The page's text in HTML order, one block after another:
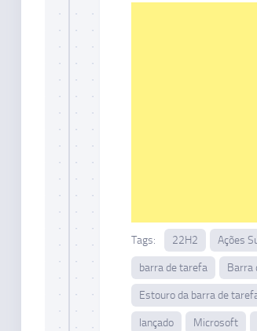
Tags: 22H2 Ações
barra de tarefa Barra
Estouro da barra de
lançado Microsoft